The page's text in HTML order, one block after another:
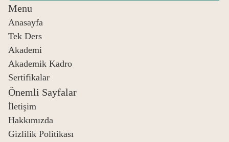
Menu
Anasayfa
Tek Ders
Akademi
Akademik Kadro
Sertifikalar
Önemli Sayfalar
İletişim
Hakkımızda
Gizlilik Politikası